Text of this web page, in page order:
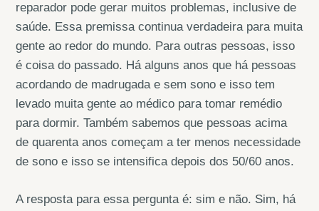
reparador pode gerar muitos problemas, inclusive de
saúde. Essa premissa continua verdadeira para muita
gente ao redor do mundo. Para outras pessoas, isso
é coisa do passado. Há alguns anos que há pessoas
acordando de madrugada e sem sono e isso tem
levado muita gente ao médico para tomar remédio
para dormir. Também sabemos que pessoas acima
de quarenta anos começam a ter menos necessidade
de sono e isso se intensifica depois dos 50/60 anos.
A resposta para essa pergunta é: sim e não. Sim, há